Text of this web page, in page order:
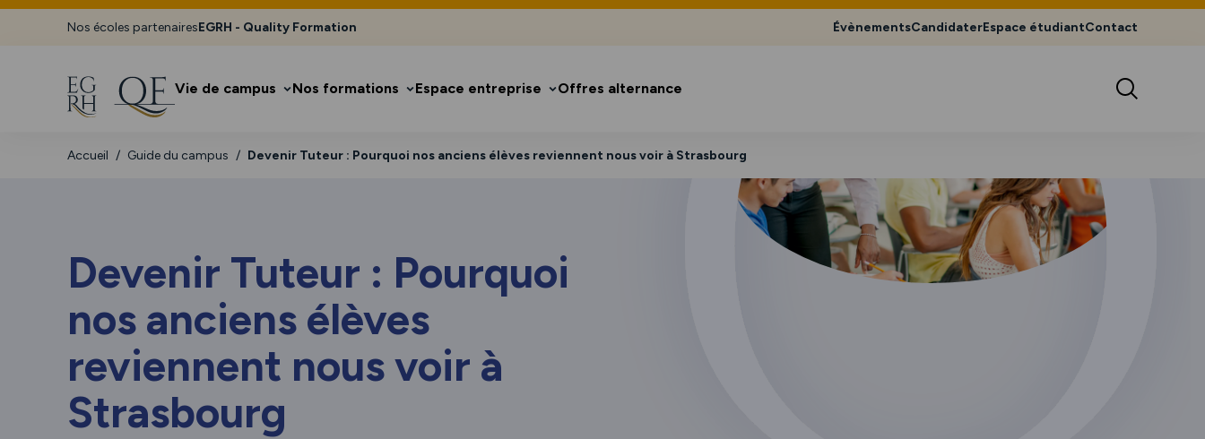
Nos écoles partenairesEGRH - Quality Formation ÉvènementsCandidaterEspace étudiantContact
Vie de campus Nos formations Espace entreprise Offres alternance
Accueil Guide du campus Devenir Tuteur : Pourquoi nos anciens élèves reviennent nous voir à Strasbourg
Devenir Tuteur : Pourquoi
nos anciens élèves
reviennent nous voir à
Strasbourg